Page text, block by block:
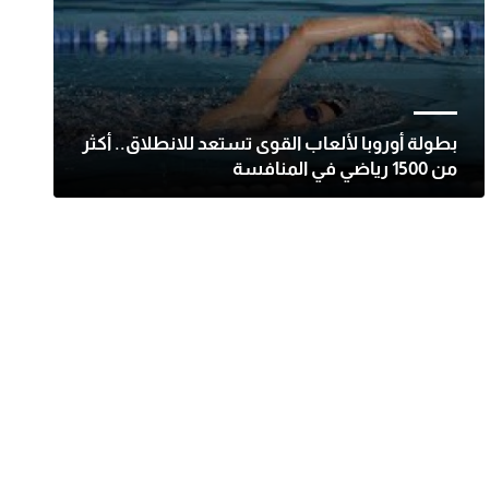
بطولة أوروبا لألعاب القوى تستعد للانطلاق.. أكثر
من 1500 رياضي في المنافسة